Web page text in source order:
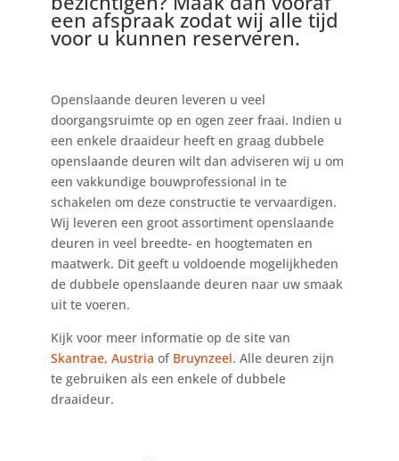
een afspraak zodat wij alle tijd
voor u kunnen reserveren.
Openslaande deuren leveren u veel
doorgangsruimte op en ogen zeer fraai. Indien u
een enkele draaideur heeft en graag dubbele
openslaande deuren wilt dan adviseren wij u om
een vakkundige bouwprofessional in te
schakelen om deze constructie te vervaardigen.
Wij leveren een groot assortiment openslaande
deuren in veel breedte- en hoogtematen en
maatwerk. Dit geeft u voldoende mogelijkheden
de dubbele openslaande deuren naar uw smaak
uit te voeren.
Kijk voor meer informatie op de site van
Skantrae, Austria of Bruynzeel. Alle deuren zijn
te gebruiken als een enkele of dubbele
draaideur.